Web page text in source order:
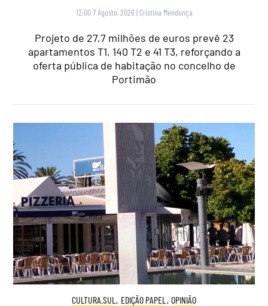
12:00 7 Agosto, 2026 | Cristina Mendonça
Projeto de 27,7 milhões de euros prevê 23
apartamentos T1, 140 T2 e 41 T3, reforçando a
oferta pública de habitação no concelho de
Portimão
CULTURA.SUL , EDIÇÃO PAPEL , OPINIÃO